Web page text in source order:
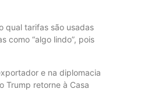
qual tarifas são usadas
como “algo lindo”, pois
e na diplomacia
Trump retorne à Casa